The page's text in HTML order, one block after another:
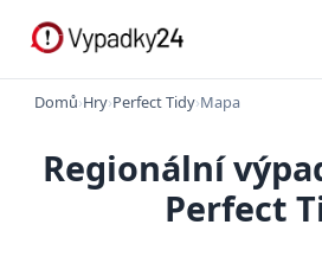
Domů›Hry›Perfect Tidy›Mapa
Regionální
Perfect